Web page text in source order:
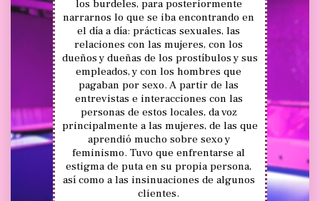
los burdeles, para posteriormente
narrarnos lo que se iba encontrando en
el día a día: prácticas sexuales, las
relaciones con las mujeres, con los
dueños y dueñas de los prostíbulos y sus
empleados, y con los hombres que
pagaban por sexo. A partir de las
entrevistas e interacciones con las
personas de estos locales, da voz
principalmente a las mujeres, de las que
aprendió mucho sobre sexo y
feminismo. Tuvo que enfrentarse al
estigma de puta en su propia persona,
así como a las insinuaciones de algunos
clientes.